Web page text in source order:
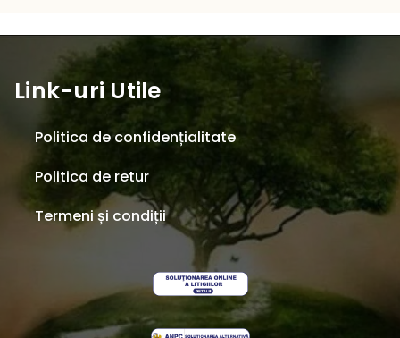
Link-uri Utile
Politica de confidențialitate
Politica de retur
Termeni și condiții